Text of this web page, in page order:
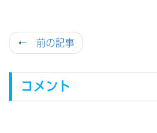
← 前の記事
コメント